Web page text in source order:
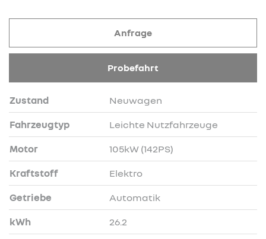
Zustand Neuwagen
Fahrzeugtyp Leichte Nutzfahrzeuge
Motor 105kW (142PS)
Kraftstoff Elektro
Getriebe Automatik
kWh 26.2
Anfrage
Probefahrt